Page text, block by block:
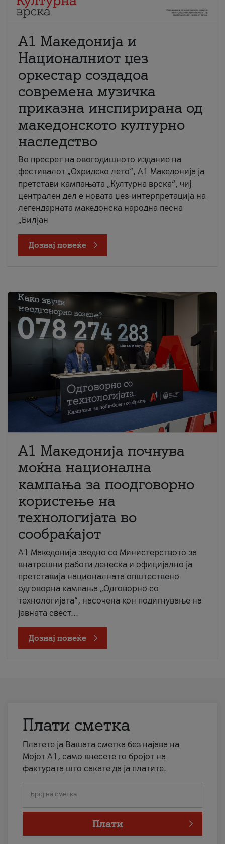
А1 Македонија и
Националниот џез
оркестар создадоа
современа музичка
приказна инспирирана од
македонското културно
наследство
Во пресрет на овогодишното издание на
фестивалот „Охридско лето“, А1 Македонија ја
претстави кампањата „Културна врска“, чиј
централен дел е новата џез-интерпретација на
легендарната македонска народна песна
„Билјан
Дознај повеќе
A1 Македонија почнува
моќна национална
кампања за поодговорно
користење на
технологијата во
сообраќајот
A1 Македонија заедно со Министерството за
внатрешни работи денеска и официјално ја
претставија националната општествено
одговорна кампања „Одговорно со
технологијата“, насочена кон подигнување на
јавната свест...
Дознај повеќе
Плати сметка
Платете ја Вашата сметка без најава на
Мојот А1, само внесете го бројот на
фактурата што сакате да ја платите.
Број на сметка
Плати